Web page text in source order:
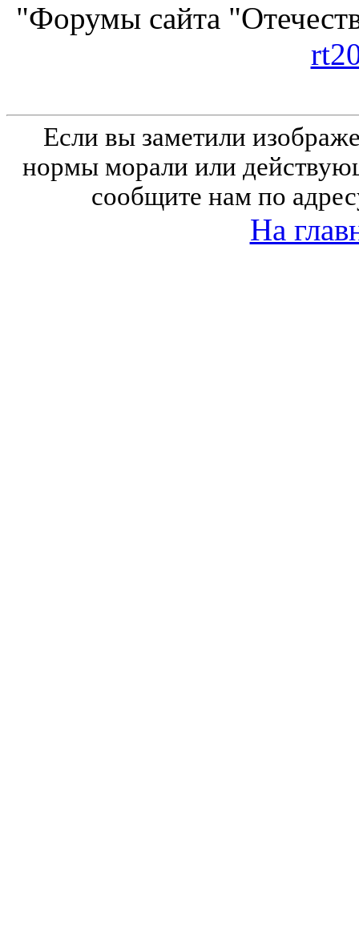
"Форумы сайта
Если вы заметили
нормы морали или
сообщите нам по
На